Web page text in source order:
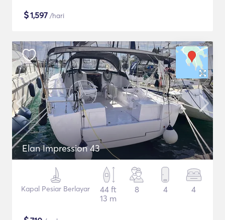
$1,597 /hari
Elan Impression 43
Kapal Pesiar Berlayar
44 ft
13 m
8 4 4